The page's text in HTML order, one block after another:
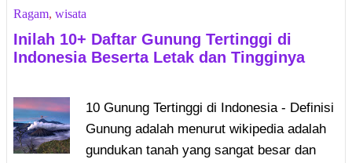
Ragam, wisata
Inilah 10+ Daftar Gunung Tertinggi di
Indonesia Beserta Letak dan Tingginya
10 Gunung Tertinggi di Indonesia - Definisi
Gunung adalah menurut wikipedia adalah
gundukan tanah yang sangat besar dan